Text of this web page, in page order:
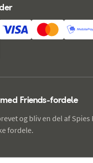
Friends-fordele
og bliv en del af Spies
fordele.